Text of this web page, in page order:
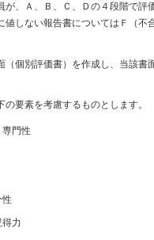
、Ａ、Ｂ、Ｃ、Ｄの４段階で評
しない報告書についてはＦ（不
個別評価書）を作成し、当該書
要素を考慮するものとします。
門性
力